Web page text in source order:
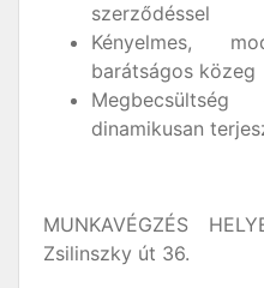
szerződéssel
Kényelmes,
barátságos közeg
dinamikusan
MUNKAVÉGZÉS
Zsilinszky út 36.